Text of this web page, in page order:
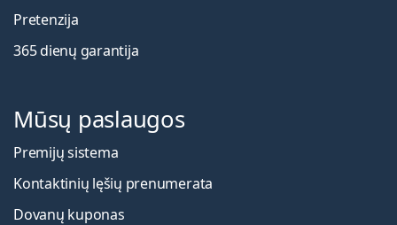
Pretenzija
365 dienų garantija
Mūsų paslaugos
Premijų sistema
Kontaktinių lęšių prenumerata
Dovanų kuponas